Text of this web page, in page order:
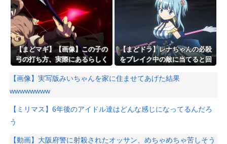
【まどマギ】【画像】この子の
弓の打ち方、実際にあるらしく
【まどドラ】レナちゃんの必殺
をブレイク中の敵に当てると回
よぉ…
【画像】実写版みいちゃんを家に住ませてあげた結果
wwwwwwww
【ミリマス】6年後のアイドル達はどんな感じになってるんだろ
う
【動画】大阪府警に射殺されたオッサン、めちゃめちゃ苦しそう